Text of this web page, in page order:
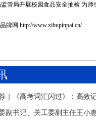
管局开展校园食品安全抽检 为师
牌网 http://www.xibupinpai.cn/
｜《高考词汇闪过》：高效
副书记、关工委副主任王小